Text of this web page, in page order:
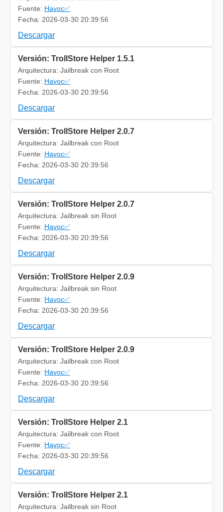
Fuente: Havoc✅
Fecha: 2026-03-30 20:39:56
Descargar
Versión: TrollStore Helper 1.5.1
Arquitectura: Jailbreak con Root
Fuente: Havoc✅
Fecha: 2026-03-30 20:39:56
Descargar
Versión: TrollStore Helper 2.0.7
Arquitectura: Jailbreak con Root
Fuente: Havoc✅
Fecha: 2026-03-30 20:39:56
Descargar
Versión: TrollStore Helper 2.0.7
Arquitectura: Jailbreak sin Root
Fuente: Havoc✅
Fecha: 2026-03-30 20:39:56
Descargar
Versión: TrollStore Helper 2.0.9
Arquitectura: Jailbreak sin Root
Fuente: Havoc✅
Fecha: 2026-03-30 20:39:56
Descargar
Versión: TrollStore Helper 2.0.9
Arquitectura: Jailbreak con Root
Fuente: Havoc✅
Fecha: 2026-03-30 20:39:56
Descargar
Versión: TrollStore Helper 2.1
Arquitectura: Jailbreak con Root
Fuente: Havoc✅
Fecha: 2026-03-30 20:39:56
Descargar
Versión: TrollStore Helper 2.1
Arquitectura: Jailbreak sin Root